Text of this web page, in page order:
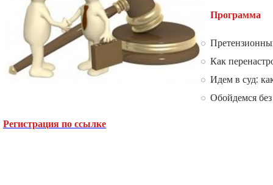
Программа
Как
Идем в суд:
Обойдемся
Регистрация по ссылке